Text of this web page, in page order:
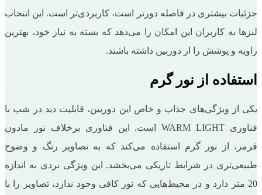
جزئیات بیشتری در فاصله دورتر است، کاربردی‌تر است. این انتخاب
لنز‌ها به کاربران این امکان را می‌دهد که بسته به نیاز خود، بهترین
زاویه و پوشش را از دوربین داشته باشند.
استفاده از نور گرم
یکی از ویژگی‌های جذاب و خاص این دوربین، قابلیت دید در شب با
فناوری WARM LIGHT است. این فناوری برخلاف نور مادون
قرمز، از نور گرم استفاده می‌کند که به تصاویر رنگ و وضوح
طبیعی‌تری در شرایط تاریکی می‌بخشد. این ویژگی بردی به اندازه
20 متر دارد و در محیط‌هایی که نور کافی وجود ندارد، تصاویر را با